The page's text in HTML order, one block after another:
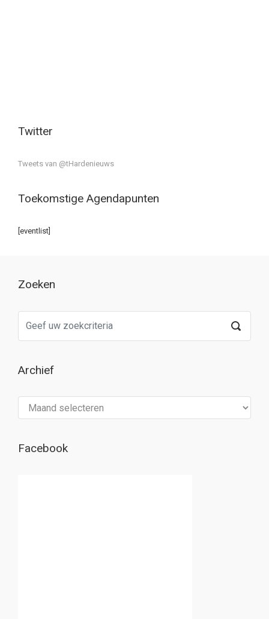
Twitter
Tweets van @tHardenieuws
Toekomstige Agendapunten
[eventlist]
Zoeken
Archief
Facebook